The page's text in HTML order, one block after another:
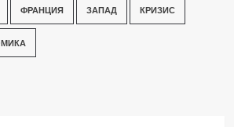
ФРАНЦИЯ ЗАПАД КРИЗИС